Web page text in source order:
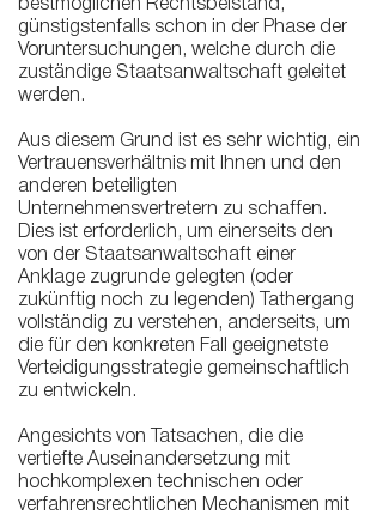
bestmöglichen Rechtsbeistand,
günstigstenfalls schon in der Phase der
Voruntersuchungen, welche durch die
zuständige Staatsanwaltschaft geleitet
werden.
Aus diesem Grund ist es sehr wichtig, ein
Vertrauensverhältnis mit Ihnen und den
anderen beteiligten
Unternehmensvertretern zu schaffen.
Dies ist erforderlich, um einerseits den
von der Staatsanwaltschaft einer
Anklage zugrunde gelegten (oder
zukünftig noch zu legenden) Tathergang
vollständig zu verstehen, anderseits, um
die für den konkreten Fall geeignetste
Verteidigungsstrategie gemeinschaftlich
zu entwickeln.
Angesichts von Tatsachen, die die
vertiefte Auseinandersetzung mit
hochkomplexen technischen oder
verfahrensrechtlichen Mechanismen mit